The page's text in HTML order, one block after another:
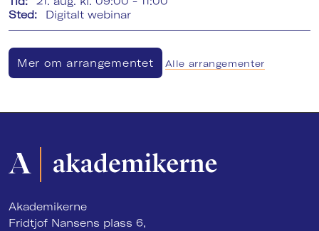
Sted:
Digitalt webinar
Mer om arrangementet Alle arrangementer
Akademikerne
Fridtjof Nansens plass 6,